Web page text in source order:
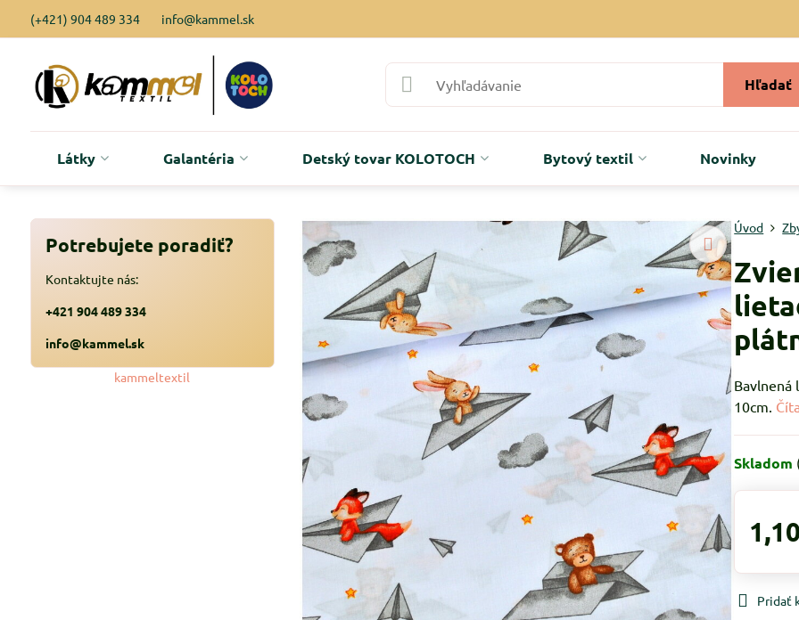
(+421) 904 489 334 info@kammel.sk
Hľadať
Látky Galantéria Detský tovar KOLOTOCH Bytový textil Novinky
Úvod
Bavlnená
10cm.
Skladom
Pridať
Potrebujete poradiť?
Kontaktujte nás:
+421 904 489 334
info@kammel.sk
kammeltextil